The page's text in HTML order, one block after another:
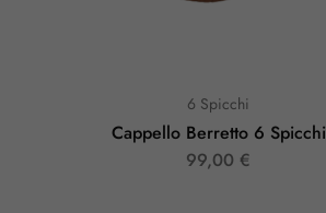
6 Spicchi
Cappello Berretto 6 Spicchi
99,00 €